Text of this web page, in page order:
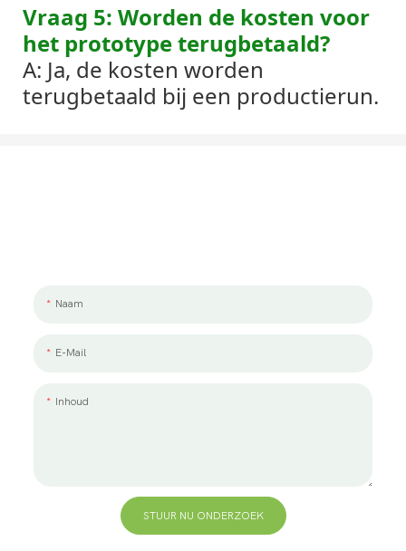
Vraag 5: Worden de kosten voor
het prototype terugbetaald?
A: Ja, de kosten worden
terugbetaald bij een productierun.
Naam
E-Mail
Inhoud
STUUR NU ONDERZOEK